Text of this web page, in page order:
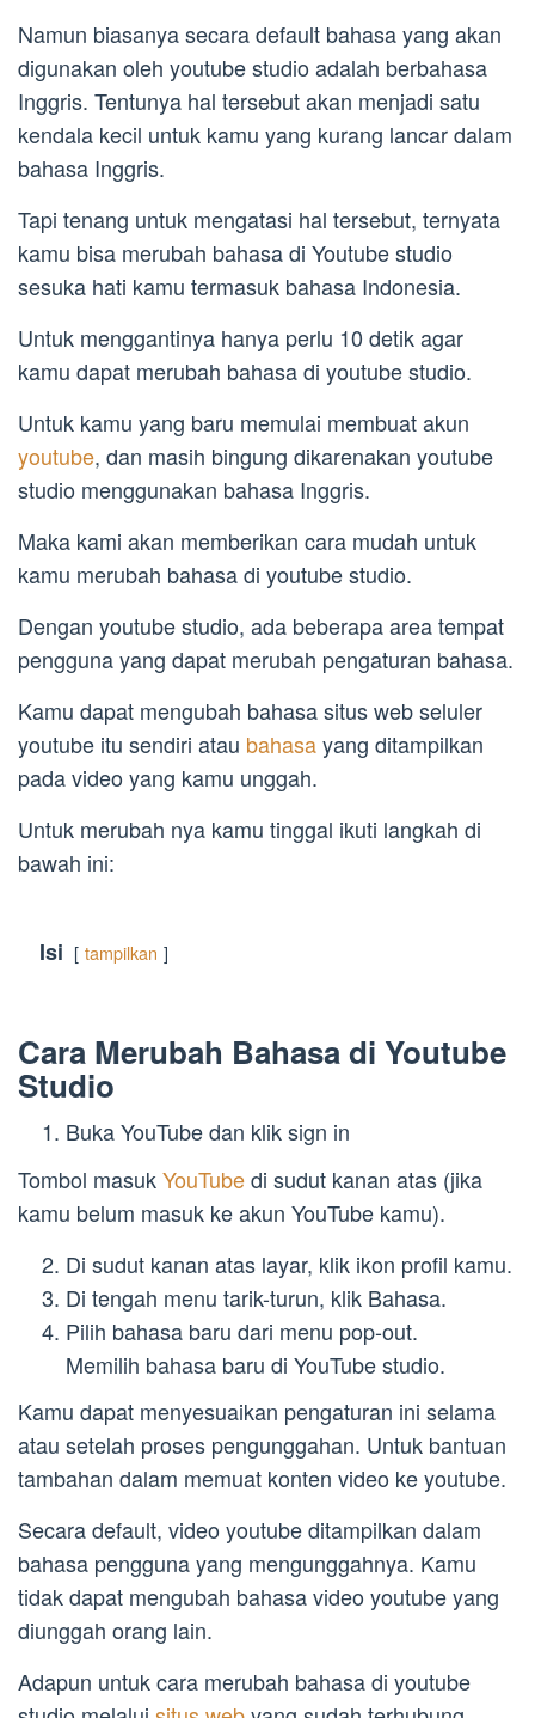
Namun biasanya secara default bahasa yang akan
digunakan oleh youtube studio adalah berbahasa
Inggris. Tentunya hal tersebut akan menjadi satu
kendala kecil untuk kamu yang kurang lancar dalam
bahasa Inggris.
Tapi tenang untuk mengatasi hal tersebut, ternyata
kamu bisa merubah bahasa di Youtube studio
sesuka hati kamu termasuk bahasa Indonesia.
Untuk menggantinya hanya perlu 10 detik agar
kamu dapat merubah bahasa di youtube studio.
Untuk kamu yang baru memulai membuat akun
youtube, dan masih bingung dikarenakan youtube
studio menggunakan bahasa Inggris.
Maka kami akan memberikan cara mudah untuk
kamu merubah bahasa di youtube studio.
Dengan youtube studio, ada beberapa area tempat
pengguna yang dapat merubah pengaturan bahasa.
Kamu dapat mengubah bahasa situs web seluler
youtube itu sendiri atau bahasayang ditampilkan
pada video yang kamu unggah.
Untuk merubah nya kamu tinggal ikuti langkah di
bawah ini:
Isi tampilkan
Cara Merubah Bahasa di Youtube
Studio
Buka YouTube dan klik sign in
Tombol masukYouTubedi sudut kanan atas (jika
kamu belum masuk ke akun YouTube kamu).
Di sudut kanan atas layar, klik ikon profil kamu.
Di tengah menu tarik-turun, klik Bahasa.
Pilih bahasa baru dari menu pop-out.
Memilih bahasa baru di YouTube studio.
Kamu dapat menyesuaikan pengaturan ini selama
atau setelah proses pengunggahan. Untuk bantuan
tambahan dalam memuat konten video ke youtube.
Secara default, video youtube ditampilkan dalam
bahasa pengguna yang mengunggahnya. Kamu
tidak dapat mengubah bahasa video youtube yang
diunggah orang lain.
Adapun untuk cara merubah bahasa di youtube